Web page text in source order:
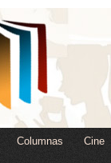
Columnas Cine